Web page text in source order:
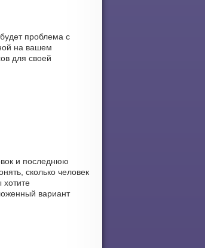
проблема с
на вашем
для своей
и последнюю
сколько человек
хотите
вариант